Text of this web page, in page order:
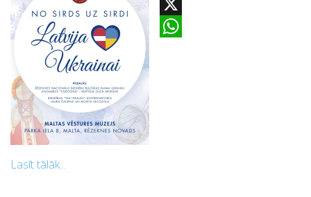
Facebook
X
Lasīt tālāk...